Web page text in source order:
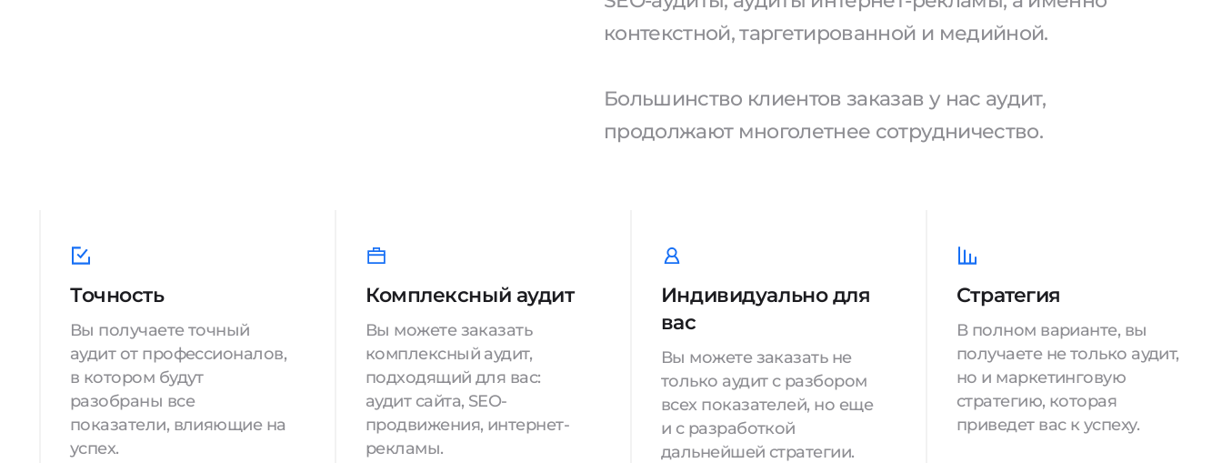
контекстной, таргетированной и медийной.
Большинство клиентов заказав у нас аудит,
продолжают многолетнее сотрудничество.
Точность
Вы получаете точный
аудит от профессионалов,
в котором будут
разобраны все
показатели, влияющие на
успех.
Комплексный аудит
Вы можете заказать
комплексный аудит,
подходящий для вас:
аудит сайта, SEO-
продвижения, интернет-
рекламы.
Индивидуально для
вас
Вы можете заказать не
только аудит с разбором
всех показателей, но еще
и с разработкой
дальнейшей стратегии.
Стратегия
В полном варианте, вы
получаете не только аудит,
но и маркетинговую
стратегию, которая
приведет вас к успеху.